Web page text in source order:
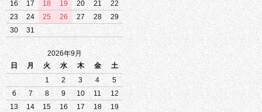
16
17 18 19 20 21
22
23
24 25 26 27 28
29
30
31
2026年9月
日
月 火 水 木 金
土
1
2 3 4
5
6
7 8 9 10 11
12
13
14 15 16 17 18
19